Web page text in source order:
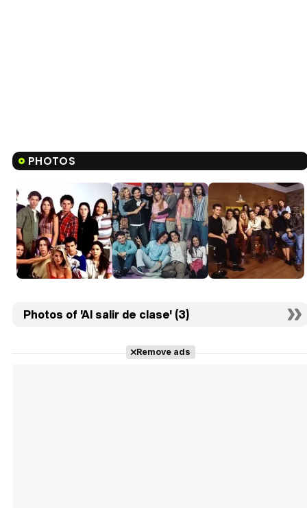
PHOTOS
Photos of 'Al salir de clase' (3)
Remove ads